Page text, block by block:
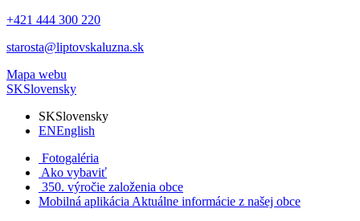
+421 444 300 220
starosta@liptovskaluzna.sk
Mapa webu
SKSlovensky
SKSlovensky
ENEnglish
Fotogaléria
Ako vybaviť
350. výročie založenia obce
Mobilná aplikácia Aktuálne informácie z našej obce